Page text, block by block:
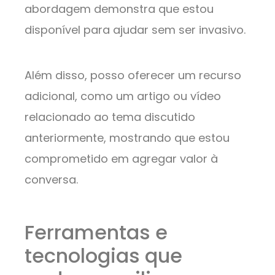
abordagem demonstra que estou
disponível para ajudar sem ser invasivo.
Além disso, posso oferecer um recurso
adicional, como um artigo ou vídeo
relacionado ao tema discutido
anteriormente, mostrando que estou
comprometido em agregar valor à
conversa.
Ferramentas e
tecnologias que